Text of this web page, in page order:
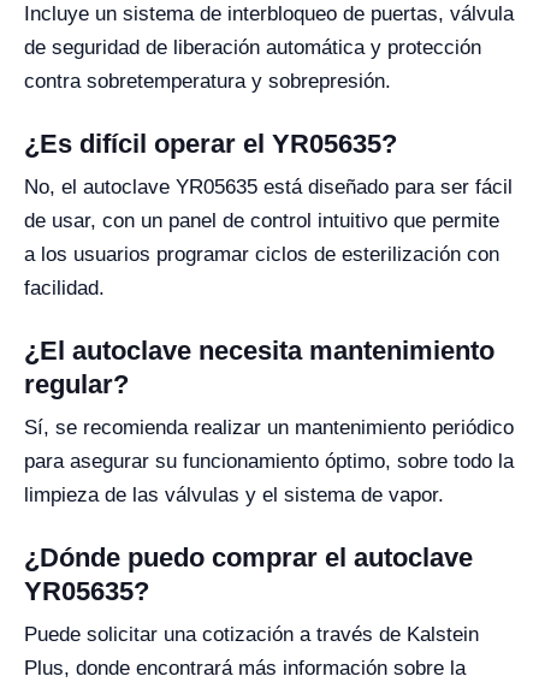
Incluye un sistema de interbloqueo de puertas, válvula
de seguridad de liberación automática y protección
contra sobretemperatura y sobrepresión.
¿Es difícil operar el YR05635?
No, el autoclave YR05635 está diseñado para ser fácil
de usar, con un panel de control intuitivo que permite
a los usuarios programar ciclos de esterilización con
facilidad.
¿El autoclave necesita mantenimiento
regular?
Sí, se recomienda realizar un mantenimiento periódico
para asegurar su funcionamiento óptimo, sobre todo la
limpieza de las válvulas y el sistema de vapor.
¿Dónde puedo comprar el autoclave
YR05635?
Puede solicitar una cotización a través de Kalstein
Plus, donde encontrará más información sobre la